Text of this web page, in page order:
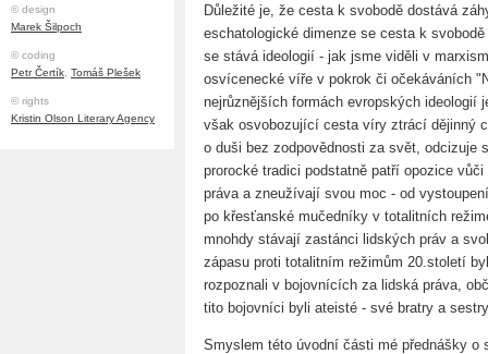
© design
Marek Šilpoch
© coding
Petr Čertík, Tomáš Plešek
© rights
Kristin Olson Literary Agency
Důležité je, že cesta k svobodě dostává
eschatologické dimenze se cesta k
se stává ideologií - jak jsme viděli v
osvícenecké víře v pokrok či očekáváních
nejrůznějších formách evropských ideologií
však osvobozující cesta víry ztrácí dějinný
o duši bez zodpovědnosti za svět, odcizuje
prorocké tradici podstatně patří opozice
práva a zneužívají svou moc - od
po křesťanské mučedníky v totalitních
mnohdy stávají zastánci lidských práv a
zápasu proti totalitním režimům 20.století
rozpoznali v bojovnících za lidská práva,
tito bojovníci byli ateisté - své bratry a
Smyslem této úvodní části mé přednášky o